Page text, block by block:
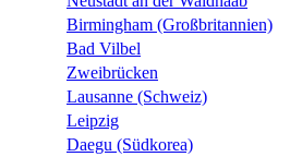
Birmingham (Großbritannien)
Bad Vilbel
Zweibrücken
Lausanne (Schweiz)
Leipzig
Daegu (Südkorea)